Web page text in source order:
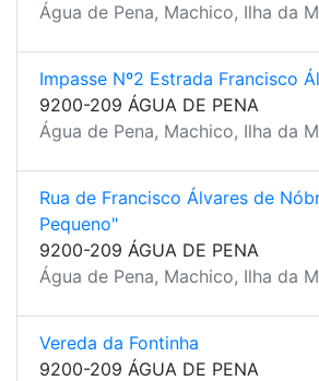
Água de Pena, Machico, Ilha da
Impasse Nº2 Estrada Francisco
9200-209 ÁGUA DE PENA
Água de Pena, Machico, Ilha da
Rua de Francisco Álvares de
Pequeno"
9200-209 ÁGUA DE PENA
Água de Pena, Machico, Ilha da
Vereda da Fontinha
9200-209 ÁGUA DE PENA